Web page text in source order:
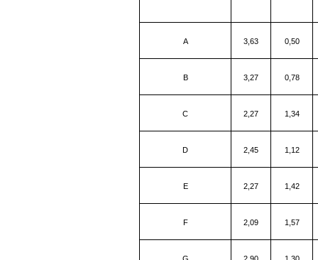
A 3,63 0,50
B 3,27 0,78
C 2,27 1,34
D 2,45 1,12
Е 2,27 1,42
F 2,09 1,57